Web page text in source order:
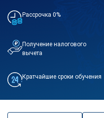
Рассрочка 0%
Получение налогового
вычета
Кратчайшие сроки обучения